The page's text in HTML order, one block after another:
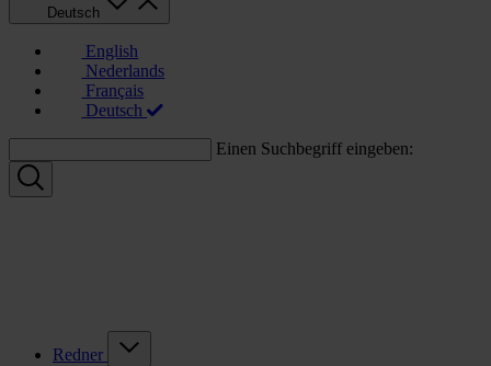
Deutsch
English
Nederlands
Français
Deutsch
Einen Suchbegriff eingeben:
Redner